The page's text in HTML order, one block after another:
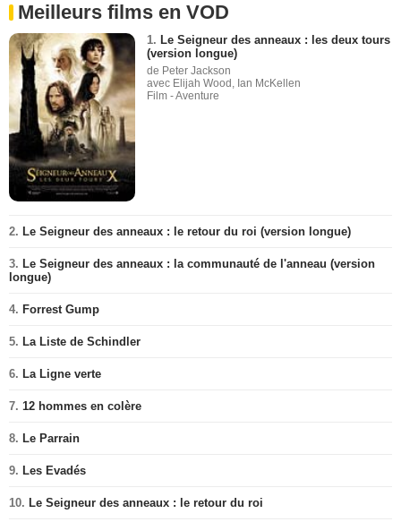
Meilleurs films en VOD
1. Le Seigneur des anneaux : les deux tours
(version longue)
de Peter Jackson
avec Elijah Wood, Ian McKellen
Film - Aventure
2. Le Seigneur des anneaux : le retour du roi (version longue)
3. Le Seigneur des anneaux : la communauté de l'anneau (version
longue)
4. Forrest Gump
5. La Liste de Schindler
6. La Ligne verte
7. 12 hommes en colère
8. Le Parrain
9. Les Evadés
10. Le Seigneur des anneaux : le retour du roi